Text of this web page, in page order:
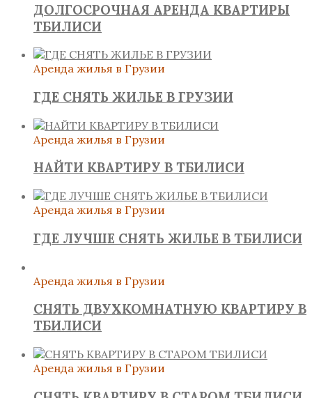
ДОЛГОСРОЧНАЯ АРЕНДА КВАРТИРЫ
ТБИЛИСИ
Аренда жилья в Грузии
ГДЕ СНЯТЬ ЖИЛЬЕ В ГРУЗИИ
Аренда жилья в Грузии
НАЙТИ КВАРТИРУ В ТБИЛИСИ
Аренда жилья в Грузии
ГДЕ ЛУЧШЕ СНЯТЬ ЖИЛЬЕ В ТБИЛИСИ
Аренда жилья в Грузии
СНЯТЬ ДВУХКОМНАТНУЮ КВАРТИРУ В
ТБИЛИСИ
Аренда жилья в Грузии